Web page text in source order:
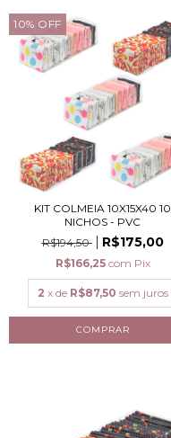
10% OFF
KIT COLMEIA 10X15X40 10
NICHOS - PVC
R$194,50
R$175,00
R$166,25 com Pix
2 x de R$87,50 sem juros